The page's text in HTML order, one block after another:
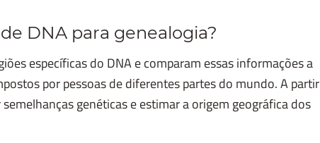
DNA para genealogia?
específicas do DNA e comparam essas informações a
por pessoas de diferentes partes do mundo. A partir
genéticas e estimar a origem geográfica dos